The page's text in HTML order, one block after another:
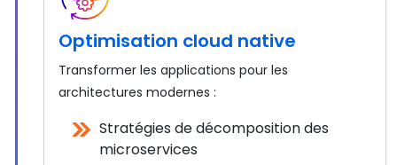
Optimisation cloud native
Transformer les applications pour les
architectures modernes :
Stratégies de décomposition des
microservices